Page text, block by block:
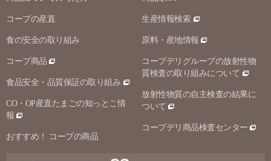
コープの産直
食の安全の取り組み
コープ商品
食品安全・品質保証の取り組み
CO・OP産直たまごの知っとこ情
報
おすすめ！ コープの商品
生産情報検索
原料・産地情報
コープデリグループの放射性物
質検査の取り組みについて
放射性物質の自主検査の結果に
ついて
コープデリ商品検査センター